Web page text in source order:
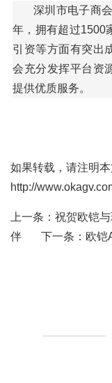
深圳市电子商
年，拥有超过1500
引资等方面有突出
会充分发挥平台资
提供优质服务。
如果转载，请注明本
http://
上一条： 祝贺欧铠
伴 下一条： 欧铠